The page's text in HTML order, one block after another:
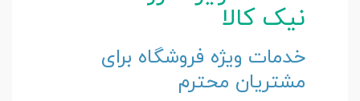
نیک کالا
خدمات ویژه فروشگاه برای
مشتریان محترم